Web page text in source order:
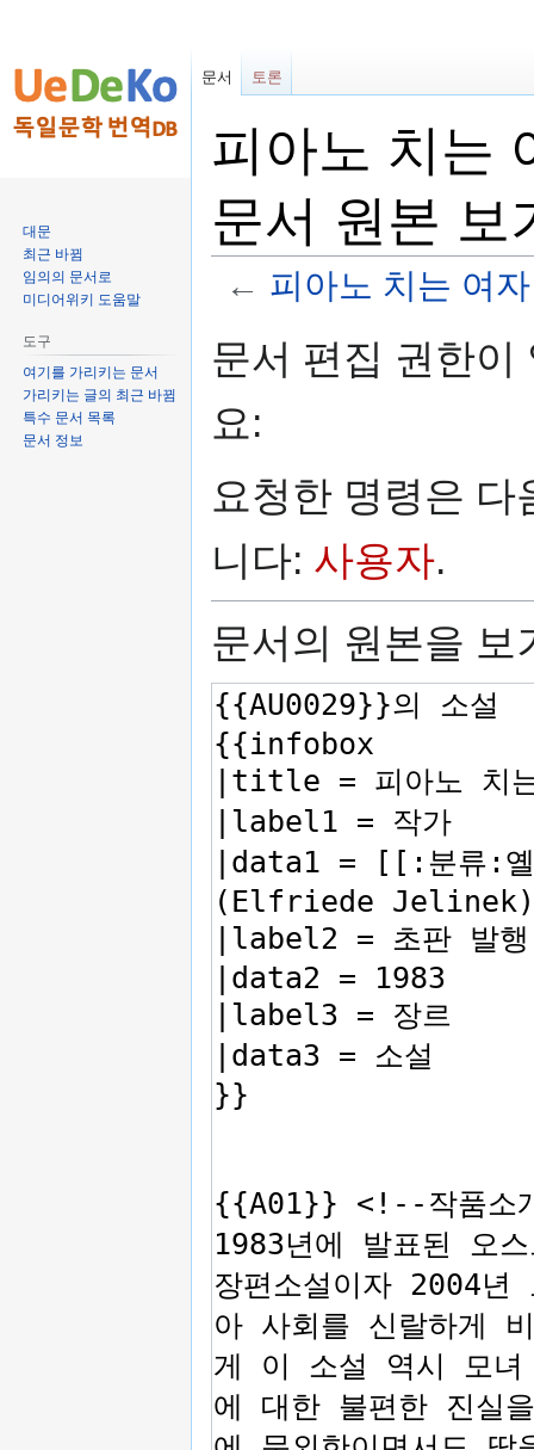
피아노 치는
문서 원본 보
← 피아노 치는 여
러
기
로
기
색
러
가
문서 편집 권한이
요:
요청한 명령은
니다: 사용자.
문서의 원본을 보
문서 토론
대문
최근 바뀜
임의의 문서로
미디어위키 도움말
도구
여기를 가리키는 문서
가리키는 글의 최근 바뀜
특수 문서 목록
문서 정보